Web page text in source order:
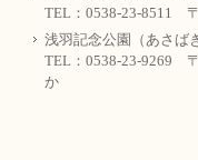
TEL：0538-23-8511
浅羽記念公園（あさ
TEL：0538-23-9269
か